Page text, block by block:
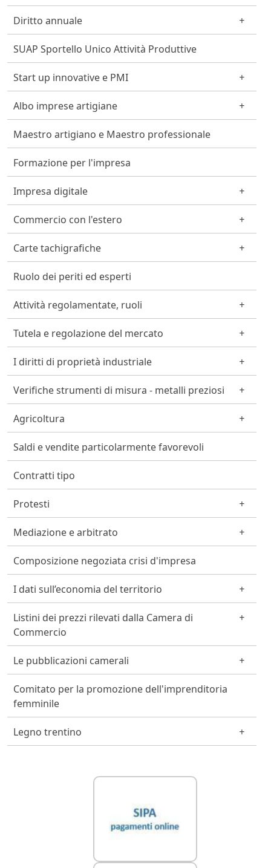
Diritto annuale
SUAP Sportello Unico Attività Produttive
Start up innovative e PMI
Albo imprese artigiane
Maestro artigiano e Maestro professionale
Formazione per l'impresa
Impresa digitale
Commercio con l'estero
Carte tachigrafiche
Ruolo dei periti ed esperti
Attività regolamentate, ruoli
Tutela e regolazione del mercato
I diritti di proprietà industriale
Verifiche strumenti di misura - metalli preziosi
Agricoltura
Saldi e vendite particolarmente favorevoli
Contratti tipo
Protesti
Mediazione e arbitrato
Composizione negoziata crisi d'impresa
I dati sull’economia del territorio
Listini dei prezzi rilevati dalla Camera di
Commercio
Le pubblicazioni camerali
Comitato per la promozione dell'imprenditoria
femminile
Legno trentino